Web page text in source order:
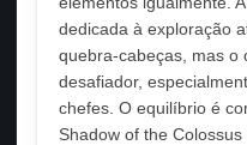
dedicada à exploração
quebra-cabeças, mas o
desafiador,
chefes. O equilíbrio é
Shadow of the